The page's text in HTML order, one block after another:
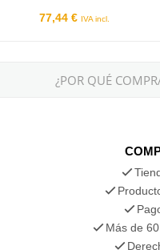
77,44 € IVA incl.
¿POR QUÉ
Más de